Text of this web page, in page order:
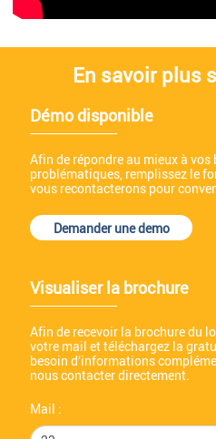
En savoir plus
Démo disponible
Afin de répondre au mieux à vos
problématiques, remplissez le
vous recontacterons pour
Demander une demo
Visualiser la brochure
Afin de recevoir la brochure du
votre mail et téléchargez la
besoin d’informations
nous contacter directement.
Mail :